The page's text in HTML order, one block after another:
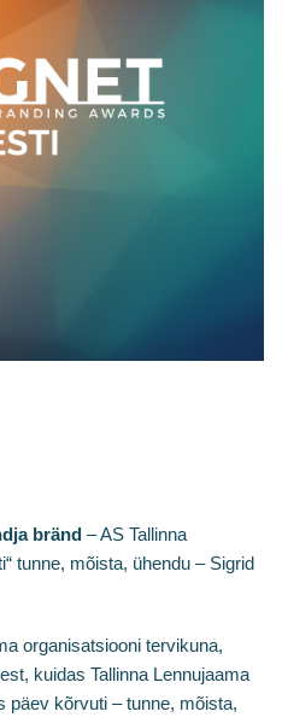
bränd – AS Tallinna
tunne, mõista, ühendu – Sigrid
organisatsiooni tervikuna,
kuidas Tallinna Lennujaama
päev kõrvuti – tunne, mõista,